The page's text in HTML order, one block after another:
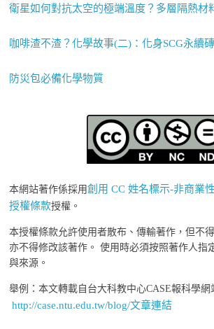
衛星如何對抗太空的極端溫度？多層隔熱材
咖啡渣不渣？化學故事(二)：化身SCG永續磚
防災包必備化學物質
本網站著作係採用創用 CC 姓名標示-非商業
授權條款授權。
本授權條款允許使用者散布、傳輸著作，但不
亦不得修改該著作。 使用時必須按照著作人指
與來源。
舉例：本文轉載自台大科教中心CASE報科學網
http://case.ntu.edu.tw/blog/文章連結